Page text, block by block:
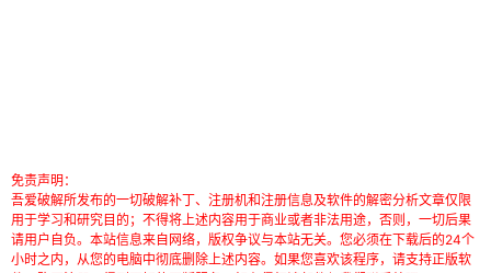
免责声明：
吾爱破解所发布的一切破解补丁、注册机和注册信息及软件的解密分析文章仅限
用于学习和研究目的；不得将上述内容用于商业或者非法用途，否则，一切后果
请用户自负。本站信息来自网络，版权争议与本站无关。您必须在下载后的24个
小时之内，从您的电脑中彻底删除上述内容。如果您喜欢该程序，请支持正版软